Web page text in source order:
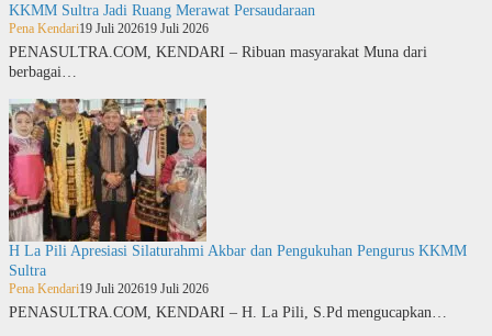
KKMM Sultra Jadi Ruang Merawat Persaudaraan
Pena Kendari19 Juli 202619 Juli 2026
PENASULTRA.COM, KENDARI – Ribuan masyarakat Muna dari
berbagai…
H La Pili Apresiasi Silaturahmi Akbar dan Pengukuhan Pengurus KKMM
Sultra
Pena Kendari19 Juli 202619 Juli 2026
PENASULTRA.COM, KENDARI – H. La Pili, S.Pd mengucapkan…